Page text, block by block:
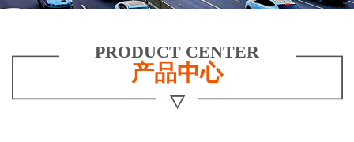
PRODUCT CENTER
产品中心